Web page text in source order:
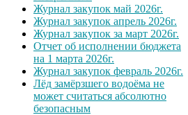
Журнал закупок май 2026г.
Журнал закупок апрель 2026г.
Журнал закупок за март 2026г.
Отчет об исполнении бюджета
на 1 марта 2026г.
Журнал закупок февраль 2026г.
Лёд замёрзшего водоёма не
может считаться абсолютно
безопасным